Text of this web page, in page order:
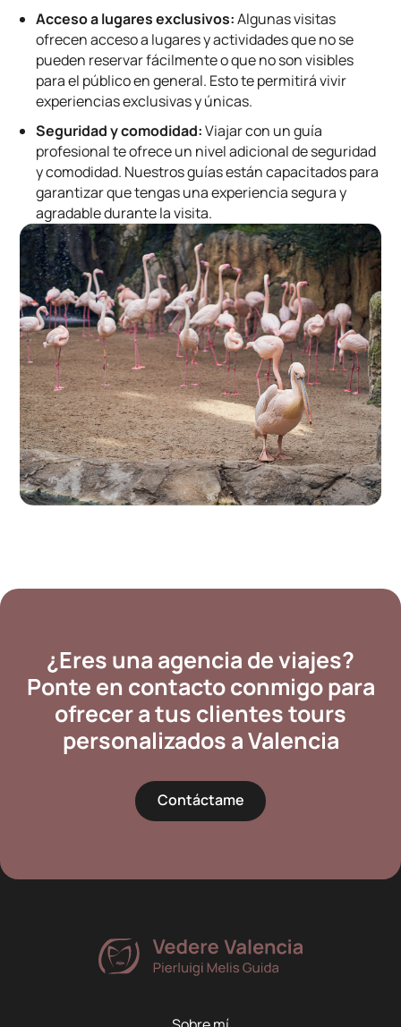
Acceso a lugares exclusivos:Algunas visitas
ofrecen acceso a lugares y actividades que no se
pueden reservar fácilmente o que no son visibles
para el público en general. Esto te permitirá vivir
experiencias exclusivas y únicas.
Seguridad y comodidad:Viajar con un guía
profesional te ofrece un nivel adicional de seguridad
y comodidad. Nuestros guías están capacitados para
garantizar que tengas una experiencia segura y
agradable durante la visita.
¿Eres una agencia de viajes?
Ponte en contacto conmigo para
ofrecer a tus clientes tours
personalizados a Valencia
Contáctame